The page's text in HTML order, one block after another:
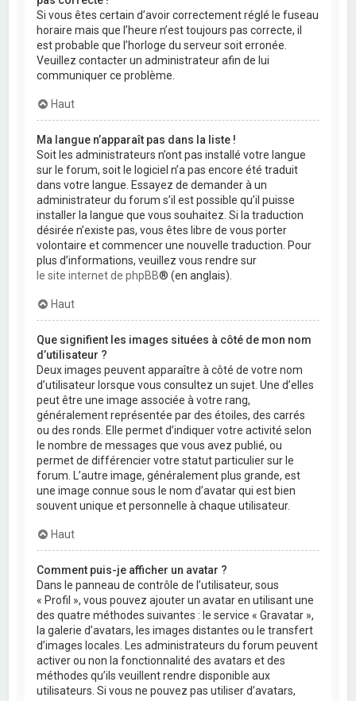
Si vous êtes certain d’avoir correctement réglé le fuseau
horaire mais que l’heure n’est toujours pas correcte, il
est probable que l’horloge du serveur soit erronée.
Veuillez contacter un administrateur afin de lui
communiquer ce problème.
Haut
Ma langue n’apparaît pas dans la liste !
Soit les administrateurs n’ont pas installé votre langue
sur le forum, soit le logiciel n’a pas encore été traduit
dans votre langue. Essayez de demander à un
administrateur du forum s’il est possible qu’il puisse
installer la langue que vous souhaitez. Si la traduction
désirée n’existe pas, vous êtes libre de vous porter
volontaire et commencer une nouvelle traduction. Pour
plus d’informations, veuillez vous rendre sur
le site internet de phpBB® (en anglais).
Haut
Que signifient les images situées à côté de mon nom
d’utilisateur ?
Deux images peuvent apparaître à côté de votre nom
d’utilisateur lorsque vous consultez un sujet. Une d’elles
peut être une image associée à votre rang,
généralement représentée par des étoiles, des carrés
ou des ronds. Elle permet d’indiquer votre activité selon
le nombre de messages que vous avez publié, ou
permet de différencier votre statut particulier sur le
forum. L’autre image, généralement plus grande, est
une image connue sous le nom d’avatar qui est bien
souvent unique et personnelle à chaque utilisateur.
Haut
Comment puis-je afficher un avatar ?
Dans le panneau de contrôle de l’utilisateur, sous
« Profil », vous pouvez ajouter un avatar en utilisant une
des quatre méthodes suivantes : le service « Gravatar »,
la galerie d’avatars, les images distantes ou le transfert
d’images locales. Les administrateurs du forum peuvent
activer ou non la fonctionnalité des avatars et des
méthodes qu’ils veuillent rendre disponible aux
utilisateurs. Si vous ne pouvez pas utiliser d’avatars,